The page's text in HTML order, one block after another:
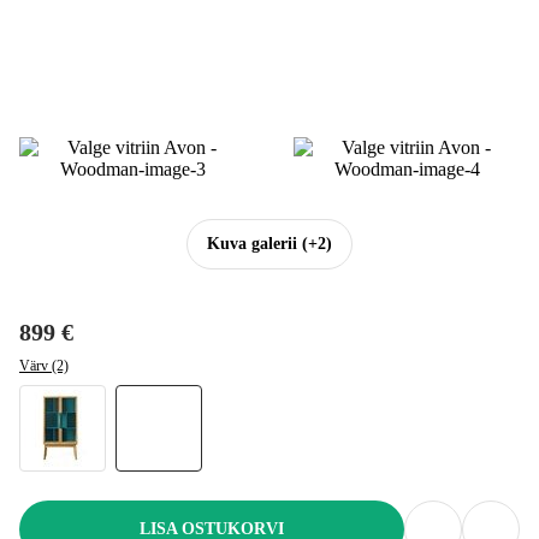
Kuva galerii (+2)
899 €
Värv (2)
LISA OSTUKORVI